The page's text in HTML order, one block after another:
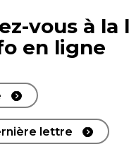
vous à la
en ligne
lettre